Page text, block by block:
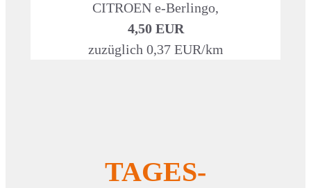
CITROEN e-Berlingo,
4,50 EUR
zuzüglich 0,37 EUR/km
TAGES-